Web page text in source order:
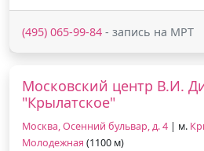
(495) 065-99-84 - запись на МРТ
Московский центр В.И.
"Крылатское"
Москва, Осенний бульвар, д. 4 | м.
Молодежная (1100 м)